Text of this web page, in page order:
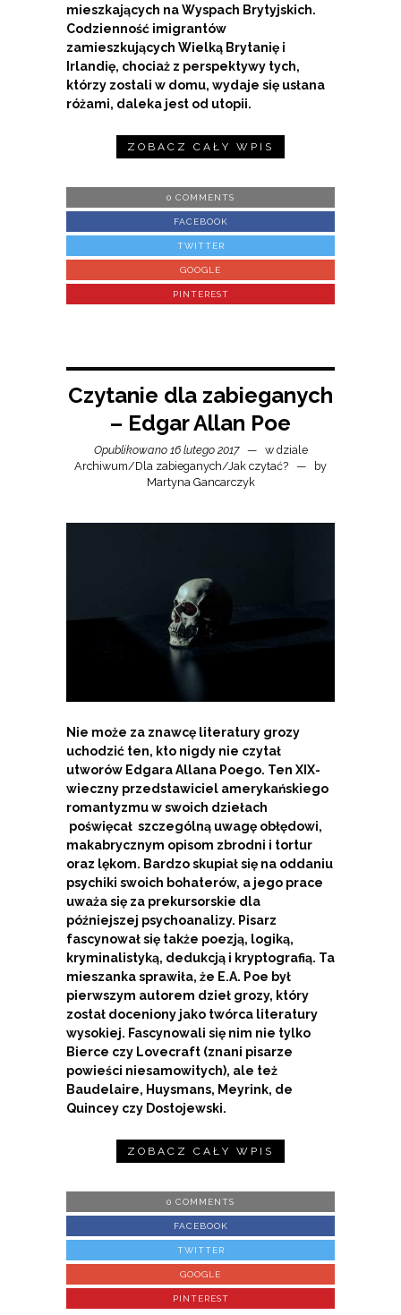
mieszkających na Wyspach Brytyjskich.
Codzienność imigrantów
zamieszkujących Wielką Brytanię i
Irlandię, chociaż z perspektywy tych,
którzy zostali w domu, wydaje się usłana
różami, daleka jest od utopii.
ZOBACZ CAŁY WPIS
0 COMMENTS
FACEBOOK
TWITTER
GOOGLE
PINTEREST
Czytanie dla zabieganych
– Edgar Allan Poe
Opublikowano 16 lutego 2017
w dziale
Archiwum/Dla zabieganych/Jak czytać?
by
Martyna Gancarczyk
Nie może za znawcę literatury grozy
uchodzić ten, kto nigdy nie czytał
utworów Edgara Allana Poego. Ten XIX-
wieczny przedstawiciel amerykańskiego
romantyzmu w swoich dziełach
poświęcał szczególną uwagę obłędowi,
makabrycznym opisom zbrodni i tortur
oraz lękom. Bardzo skupiał się na oddaniu
psychiki swoich bohaterów, a jego prace
uważa się za prekursorskie dla
późniejszej psychoanalizy. Pisarz
fascynował się także poezją, logiką,
kryminalistyką, dedukcją i kryptografią. Ta
mieszanka sprawiła, że E.A. Poe był
pierwszym autorem dzieł grozy, który
został doceniony jako twórca literatury
wysokiej. Fascynowali się nim nie tylko
Bierce czy Lovecraft (znani pisarze
powieści niesamowitych), ale też
Baudelaire, Huysmans, Meyrink, de
Quincey czy Dostojewski.
ZOBACZ CAŁY WPIS
0 COMMENTS
FACEBOOK
TWITTER
GOOGLE
PINTEREST